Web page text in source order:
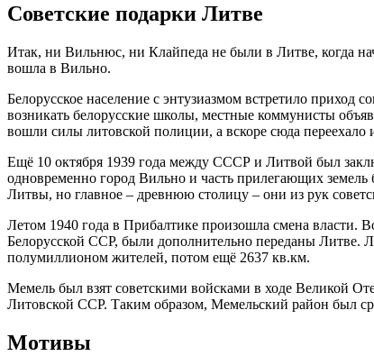
Советские подарки Литве
Итак, ни Вильнюс, ни Клайпеда не были в Литве, когда
вошла в Вильно.
Белорусское население с энтузиазмом встретило
возникать белорусские школы, местные коммунисты
вошли силы литовской полиции, а вскоре сюда переехало
Ещё 10 октября 1939 года между СССР и Литвой был
одновременно город Вильно и часть прилегающих
Литвы, но главное – древнюю столицу – они из рук
Летом 1940 года в Прибалтике произошла смена
Белорусской ССР, были дополнительно переданы Литве.
полумиллионом жителей, потом ещё 2637 кв.км.
Мемель был взят советскими войсками в ходе Великой
Литовской ССР. Таким образом, Мемельский район был
Мотивы